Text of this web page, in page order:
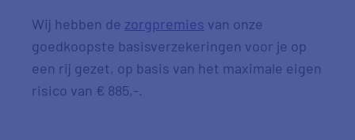
Wij hebben de zorgpremies van onze
goedkoopste basisverzekeringen voor je op
een rij gezet, op basis van het maximale eigen
risico van € 885,-.